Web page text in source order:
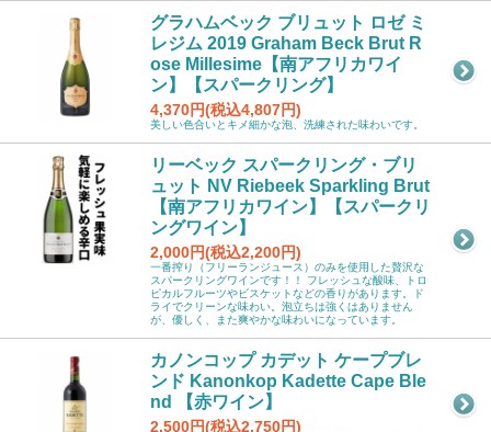
グラハムベック ブリュット ロゼ ミ
レジム 2019 Graham Beck Brut R
ose Millesime【南アフリカワイ
ン】【スパークリング】
4,370円(税込4,807円)
美しい色合いとキメ細かな泡、洗練された味わいです。
リーベック スパークリング・ブリ
ュット NV Riebeek Sparkling Brut
【南アフリカワイン】【スパークリ
ングワイン】
2,000円(税込2,200円)
一番搾り（フリーランジュース）のみを使用した贅沢な
スパークリングワインです！！ フレッシュな酸味、トロ
ピカルフルーツやビスケットなどの香りがあります。ド
ライでクリーンな味わい。泡立ちは強くはありません
が、優しく、また爽やかな味わいになっています。
カノンコップ カデット ケープブレ
ンド Kanonkop Kadette Cape Ble
nd 【赤ワイン】
2,500円(税込2,750円)